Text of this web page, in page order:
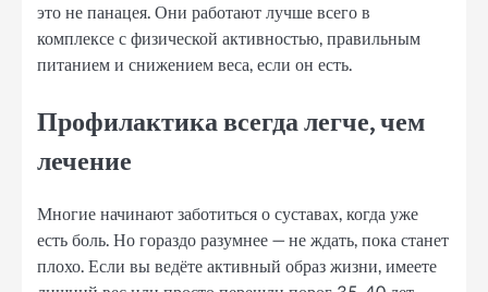
это не панацея. Они работают лучше всего в
комплексе с физической активностью, правильным
питанием и снижением веса, если он есть.
Профилактика всегда легче, чем
лечение
Многие начинают заботиться о суставах, когда уже
есть боль. Но гораздо разумнее — не ждать, пока станет
плохо. Если вы ведёте активный образ жизни, имеете